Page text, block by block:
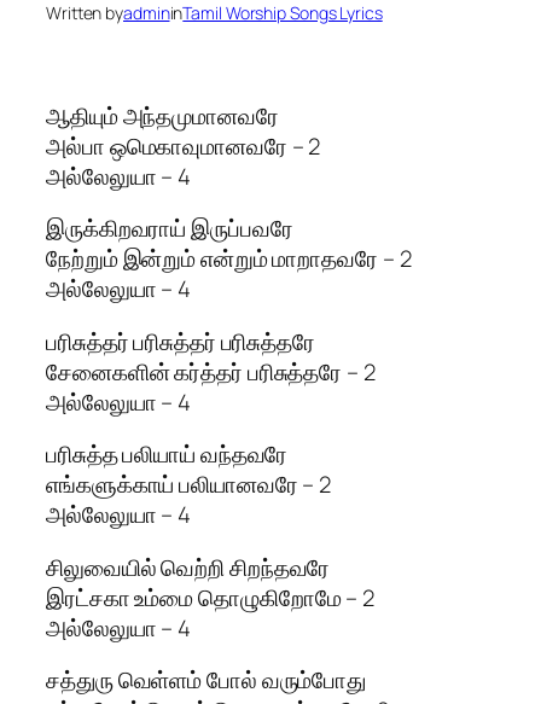
Written byadmininTamil Worship Songs Lyrics
ஆதியும் அந்தமுமானவரே
அல்பா ஒமெகாவுமானவரே – 2
அல்லேலுயா – 4
இருக்கிறவராய் இருப்பவரே
நேற்றும் இன்றும் என்றும் மாறாதவரே – 2
அல்லேலுயா – 4
பரிசுத்தர் பரிசுத்தர் பரிசுத்தரே
சேனைகளின் கர்த்தர் பரிசுத்தரே – 2
அல்லேலுயா – 4
பரிசுத்த பலியாய் வந்தவரே
எங்களுக்காய் பலியானவரே – 2
அல்லேலுயா – 4
சிலுவையில் வெற்றி சிறந்தவரே
இரட்சகா உம்மை தொழுகிறோமே – 2
அல்லேலுயா – 4
சத்துரு வெள்ளம் போல் வரும்போது